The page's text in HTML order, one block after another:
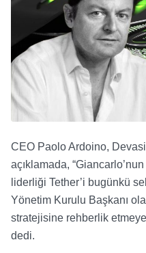
CEO Paolo Ardoino,
açıklamada,
liderliği Tether’i bugünkü
Yönetim Kurulu Başkanı
stratejisine rehberlik
dedi.